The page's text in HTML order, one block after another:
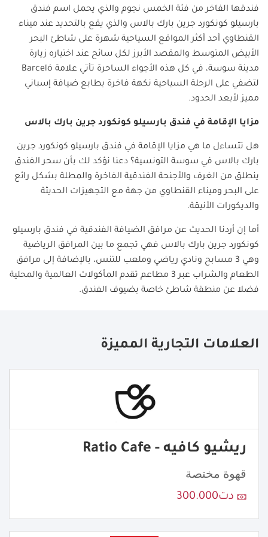
فندقها الفاخر من فئة الخمس نجوم والذي يحمل اسم فندق
بارسيلو كونكورد جرين بارك بالاس والذي يقع بالتحديد عند ميناء
القنطاوي أحد أكثر المواقع السياحية شهرة على شاطئ البحر
الأبيض المتوسط والمقصد الأبرز لكل سائح عند اختياره زيارة
مدينة سوسة، في كل هذه الأجواء الساحرة تأتي علامة Barceló
لتضفي على الرحلة السياحية نكهة فاخرة بطابع ضيافة إسباني
مميز لأبعد الحدود.
مزايا الإقامة في فندق بارسيلو كونكورد جرين بارك بالاس
هل تتساءل ما هي مزايا الإقامة في فندق بارسيلو كونكورد جرين
بارك بالاس في سوسة التونسية؟ دعنا نؤكد لك بأن سحر الفندق
ينطلق من الغرف والأجنحة الفندقية الفاخرة والمطلة بشكل رائع
على البحر وميناء القنطاوي من جهة مع التجهيزات الحديثة
والديكورات الأنيقة.
أما إن أردنا الحديث عن مرافق الضيافة الفندقية في فندق بارسيلو
كونكورد جرين بارك بالاس فهي تجمع ما بين المرافق الرياضية
وهي 3 مسابح ونادي رياضي وملعب للتنس، بالإضافة إلى مرافق
الطعام والشراب عبر 3 مطاعم تقدم المأكولات العالمية والمحلية
فضلا عن منطقة شاطئ خاصة بضيوف الفندق.
العلامات التجارية المميزة
ريشيو كافيه - Ratio Cafe
قهوة مختصة
دت300.000